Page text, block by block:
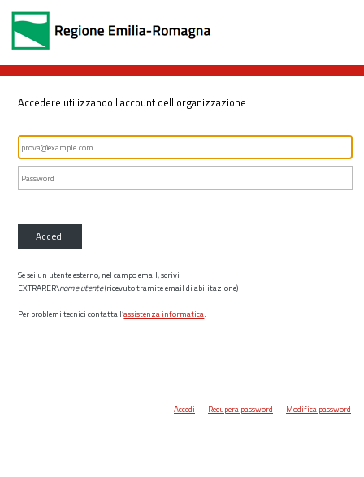
Accedere utilizzando l'account dell'organizzazione
Accedi
Se sei un utente esterno, nel campo email, scrivi
EXTRARER\nome utente(ricevuto tramite email di abilitazione)
Per problemi tecnici contatta l’assistenza informatica.
Accedi Recupera password Modifica password